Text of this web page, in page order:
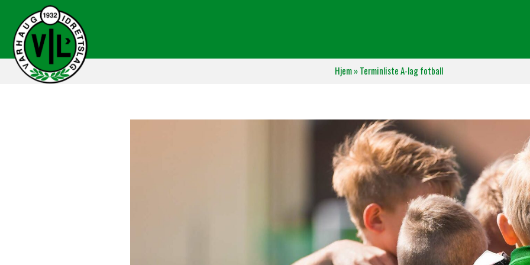
Hjem»Terminliste A-lag fotball